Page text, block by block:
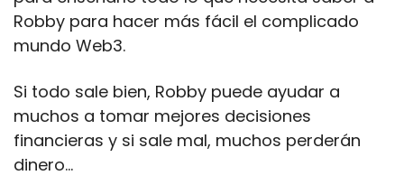
Robby para hacer más fácil el complicado
mundo Web3.
Si todo sale bien, Robby puede ayudar a
muchos a tomar mejores decisiones
financieras y si sale mal, muchos perderán
dinero...